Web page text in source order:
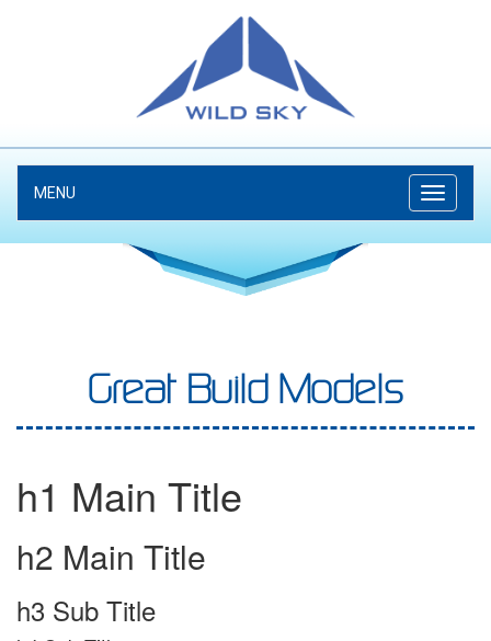
MENU
Great Build Models
h1 Main Title
h2 Main Title
h3 Sub Title